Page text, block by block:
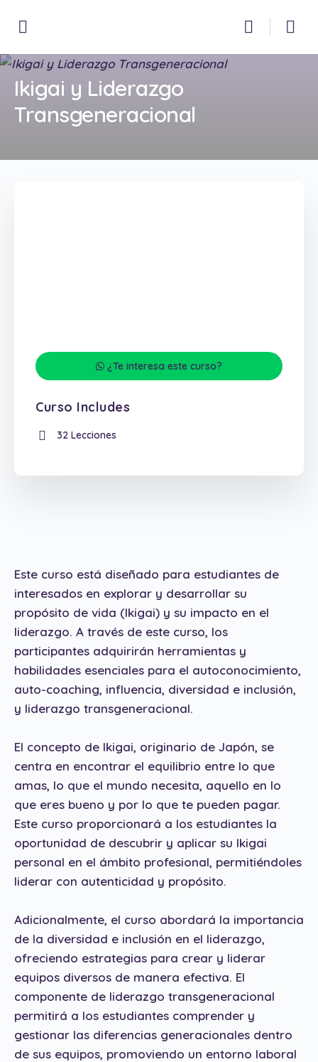
Ikigai y Liderazgo
Transgeneracional
Este curso está diseñado para estudiantes de
interesados en explorar y desarrollar su
propósito de vida (Ikigai) y su impacto en el
liderazgo. A través de este curso, los
participantes adquirirán herramientas y
habilidades esenciales para el autoconocimiento,
auto-coaching, influencia, diversidad e inclusión,
y liderazgo transgeneracional.
El concepto de Ikigai, originario de Japón, se
centra en encontrar el equilibrio entre lo que
amas, lo que el mundo necesita, aquello en lo
que eres bueno y por lo que te pueden pagar.
Este curso proporcionará a los estudiantes la
oportunidad de descubrir y aplicar su Ikigai
personal en el ámbito profesional, permitiéndoles
liderar con autenticidad y propósito.
Adicionalmente, el curso abordará la importancia
de la diversidad e inclusión en el liderazgo,
ofreciendo estrategias para crear y liderar
equipos diversos de manera efectiva. El
componente de liderazgo transgeneracional
permitirá a los estudiantes comprender y
gestionar las diferencias generacionales dentro
de sus equipos, promoviendo un entorno laboral
¿Te interesa este curso?
Curso Includes
32 Lecciones